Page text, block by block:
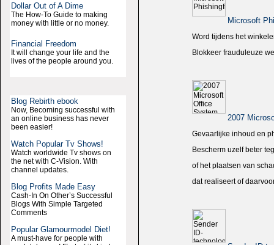
Dollar Out of A Dime
The How-To Guide to making
money with little or no money.
Financial Freedom
It will change your life and the
lives of the people around you.
Blog Rebirth ebook
Now, Becoming successful with
an online business has never
been easier!
Watch Popular Tv Shows!
Watch worldwide Tv shows on
the net with C-Vision. With
channel updates.
Blog Profits Made Easy
Cash-In On Other’s Successful
Blogs With Simple Targeted
Comments
Popular Glamourmodel Diet!
A must-have for people with
Microsoft
Word tijdens het
Blokkeer frauduleuze
2007
Gevaarlijke inhoud en
Bescherm uzelf beter
of het plaatsen van
dat realiseert of